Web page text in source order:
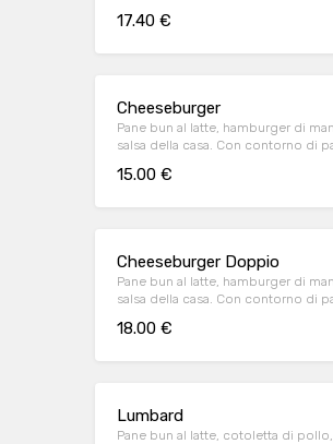
17.40 €
Cheeseburger
Pane bun al latte, hamburger di
salsa della casa. Con contorno di
15.00 €
Cheeseburger Doppio
Pane bun al latte, hamburger di
salsa della casa. Con contorno di
18.00 €
Lumbard
Pane bun al latte, cotoletta di